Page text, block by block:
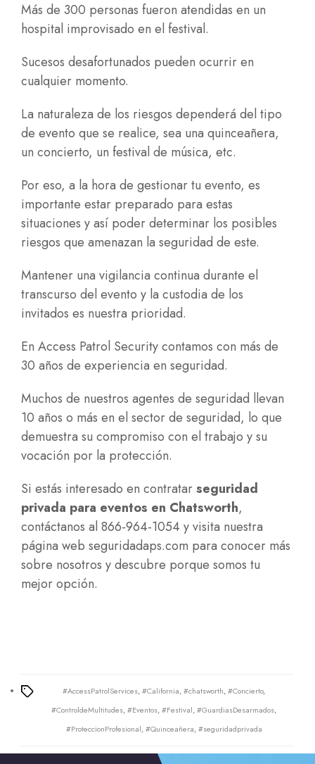
Más de 300 personas fueron atendidas en un
hospital improvisado en el festival.
Sucesos desafortunados pueden ocurrir en
cualquier momento.
La naturaleza de los riesgos dependerá del tipo
de evento que se realice, sea una quinceañera,
un concierto, un festival de música, etc.
Por eso, a la hora de gestionar tu evento, es
importante estar preparado para estas
situaciones y así poder determinar los posibles
riesgos que amenazan la seguridad de este.
Mantener una vigilancia continua durante el
transcurso del evento y la custodia de los
invitados es nuestra prioridad.
En Access Patrol Securitycontamos con más de
30 años de experiencia en seguridad.
Muchos de nuestros agentes de seguridad llevan
10 años o más en el sector de seguridad, lo que
demuestra su compromiso con el trabajo y su
vocación por la protección.
Si estás interesado en contratarseguridad
privada para eventos en Chatsworth,
contáctanos al 866-964-1054 y visita nuestra
página web seguridadaps.com para conocer más
sobre nosotros y descubre porque somos tu
mejor opción.
Tags
#AccessPatrolServices,#California,#chatsworth,#Concierto,
#ControldeMultitudes,#Eventos,#Festival,#GuardiasDesarmados,
#ProteccionProfesional,#Quinceañera,#seguridadprivada